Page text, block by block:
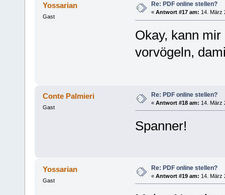
Yossarian
Gast
Re: PDF online stellen?
« Antwort #17 am: 14. März
Okay, kann
vorvögeln,
Conte Palmieri
Gast
Re: PDF online stellen?
« Antwort #18 am: 14. März
Spanner!
Yossarian
Gast
Re: PDF online stellen?
« Antwort #19 am: 14. März